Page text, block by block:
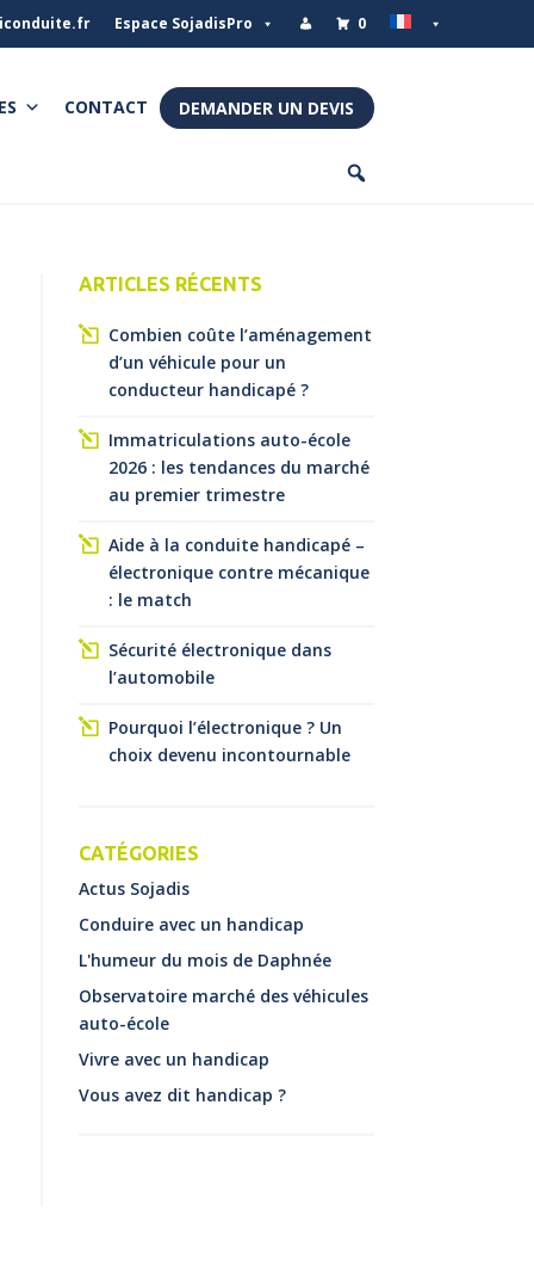
Espace SojadisPro 0
CONTACT DEMANDER UN DEVIS
ARTICLES RÉCENTS
Combien coûte l’aménagement
d’un véhicule pour un
conducteur handicapé ?
Immatriculations auto-école
2026 : les tendances du marché
au premier trimestre
Aide à la conduite handicapé –
électronique contre mécanique
: le match
Sécurité électronique dans
l’automobile
Pourquoi l’électronique ? Un
choix devenu incontournable
CATÉGORIES
Actus Sojadis
Conduire avec un handicap
L'humeur du mois de Daphnée
Observatoire marché des véhicules
auto-école
Vivre avec un handicap
Vous avez dit handicap ?